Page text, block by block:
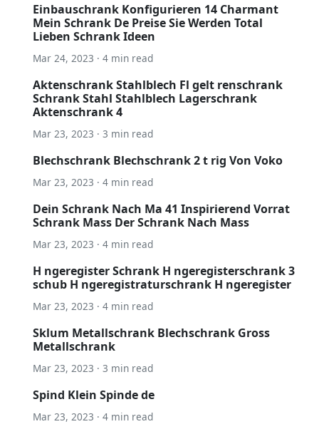
Einbauschrank Konfigurieren 14 Charmant
Mein Schrank De Preise Sie Werden Total
Lieben Schrank Ideen
Mar 24, 2023 · 4 min read
Aktenschrank Stahlblech Fl gelt renschrank
Schrank Stahl Stahlblech Lagerschrank
Aktenschrank 4
Mar 23, 2023 · 3 min read
Blechschrank Blechschrank 2 t rig Von Voko
Mar 23, 2023 · 4 min read
Dein Schrank Nach Ma 41 Inspirierend Vorrat
Schrank Mass Der Schrank Nach Mass
Mar 23, 2023 · 4 min read
H ngeregister Schrank H ngeregisterschrank 3
schub H ngeregistraturschrank H ngeregister
Mar 23, 2023 · 4 min read
Sklum Metallschrank Blechschrank Gross
Metallschrank
Mar 23, 2023 · 3 min read
Spind Klein Spinde de
Mar 23, 2023 · 4 min read